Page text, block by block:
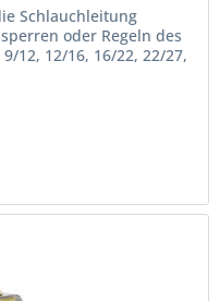
Schlauchleitung
oder Regeln des
12, 12/16, 16/22, 22/27,